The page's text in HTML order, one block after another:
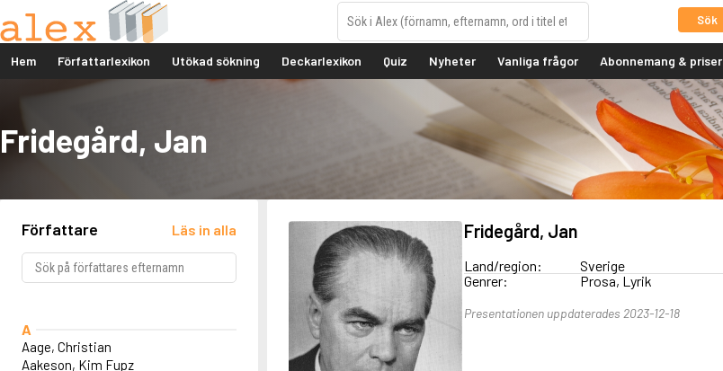
Sök
Hem Författarlexikon Utökad sökning Deckarlexikon Quiz Nyheter Vanliga frågor Abonnemang & priser
Fridegård, Jan
Författare Läs in alla
A
Aage, Christian
Aakeson, Kim Fupz
Fridegård, Jan
Land/region:
Sverige
Genrer:
Prosa, Lyrik
Presentationen uppdaterades 2023-12-18